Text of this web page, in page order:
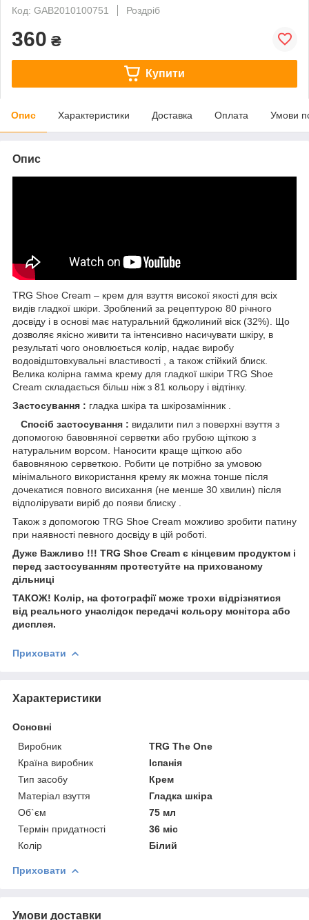
Код: GAB2010100751
Роздріб
360 ₴
Купити
Опис Характеристики Доставка Оплата Умови
Опис
TRG Shoe Cream – крем для взуття високої якості для всіх
видів гладкої шкіри. Зроблений за рецептурою 80 річного
досвіду і в основі має натуральний бджолиний віск (32%). Що
дозволяє якісно живити та інтенсивно насичувати шкіру, в
результаті чого оновлюється колір, надає виробу
водовідштовхувальні властивості , а також стійкий блиск.
Велика колірна гамма крему для гладкої шкіри TRG Shoe
Cream складається більш ніж з 81 кольору і відтінку.
Застосування : гладка шкіра та шкірозамінник .
Спосіб застосування : видалити пил з поверхні взуття з
допомогою бавовняної серветки або грубою щіткою з
натуральним ворсом. Наносити краще щіткою або
бавовняною серветкою. Робити це потрібно за умовою
мінімального використання крему як можна тонше після
дочекатися повного висихання (не менше 30 хвилин) після
відполірувати виріб до появи блиску .
Також з допомогою TRG Shoe Cream можливо зробити патину
при наявності певного досвіду в цій роботі.
Дуже Важливо !!! TRG Shoe Cream є кінцевим продуктом і
перед застосуванням протестуйте на прихованому
дільниці
ТАКОЖ! Колір, на фотографії може трохи відрізнятися
від реального унаслідок передачі кольору монітора або
дисплея.
Приховати
Характеристики
Основні
Виробник
TRG The One
Країна виробник
Іспанія
Тип засобу
Крем
Матеріал взуття
Гладка шкіра
Об`єм
75 мл
Термін придатності
36 міс
Колір
Білий
Приховати
Умови доставки